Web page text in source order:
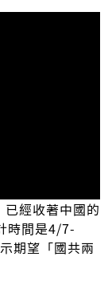
經收著中國的
時間是4/7-
期望「國共兩